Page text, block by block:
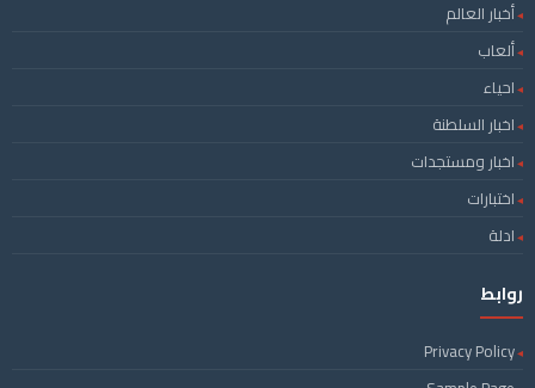
أخبار العالم
ألعاب
احياء
اخبار السلطنة
اخبار ومستجدات
اختبارات
ادلة
روابط
Privacy Policy